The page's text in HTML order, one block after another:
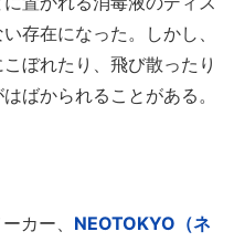
存在になった。しかし、
ぼれたり、飛び散ったり
ばかられることがある。
カー、 NEOTOKYO（ネ